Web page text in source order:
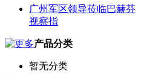
广州军区领导莅临巴赫芬
视察指
产品分类
暂无分类